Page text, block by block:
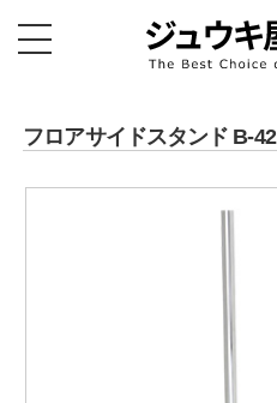
フロアサイドスタンド B-42